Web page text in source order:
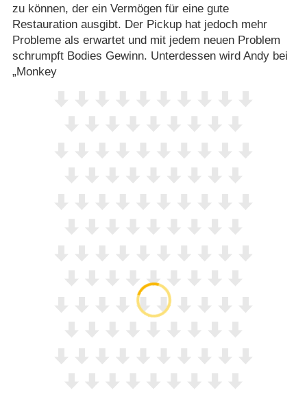
zu können, der ein Vermögen für eine gute
Restauration ausgibt. Der Pickup hat jedoch mehr
Probleme als erwartet und mit jedem neuen Problem
schrumpft Bodies Gewinn. Unterdessen wird Andy bei
„Monkey